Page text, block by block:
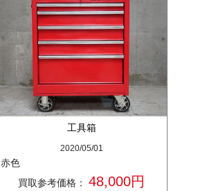
工具箱
2020/05/01
赤色
買取参考価格：48,000円